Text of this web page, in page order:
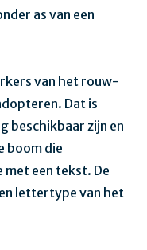
as van een
van het rouw-
Dat is
beschikbaar zijn en
boom die
een tekst. De
lettertype van het